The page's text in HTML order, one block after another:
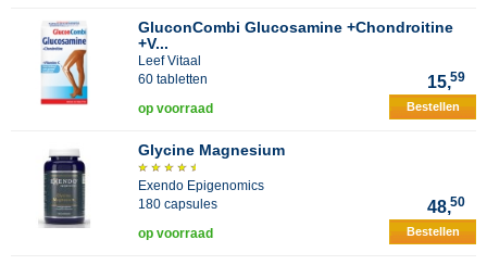
GluconCombi Glucosamine +Chondroitine
+V...
Leef Vitaal
60 tabletten
15,59
op voorraad Bestellen
Glycine Magnesium
Exendo Epigenomics
180 capsules
48,50
op voorraad Bestellen